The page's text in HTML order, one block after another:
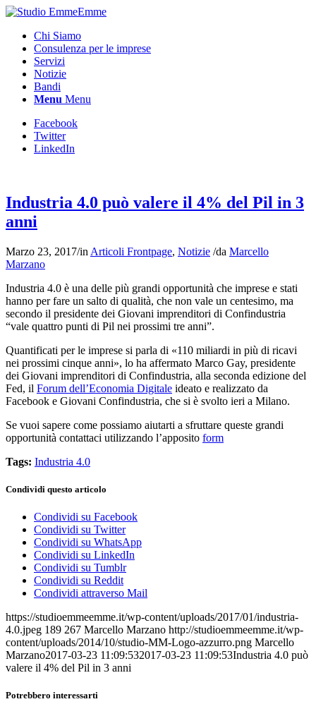
Chi Siamo
Consulenza per le imprese
Servizi
Notizie
Bandi
Menu Menu
Facebook
Twitter
LinkedIn
Industria 4.0 può valere il 4% del Pil in 3
anni
Marzo 23, 2017/in Articoli Frontpage, Notizie /da Marcello
Marzano
Industria 4.0 è una delle più grandi opportunità che imprese e stati
hanno per fare un salto di qualità, che non vale un centesimo, ma
secondo il presidente dei Giovani imprenditori di Confindustria
“vale quattro punti di Pil nei prossimi tre anni”.
Quantificati per le imprese si parla di «110 miliardi in più di ricavi
nei prossimi cinque anni», lo ha affermato Marco Gay, presidente
dei Giovani imprenditori di Confindustria, alla seconda edizione del
Fed, il Forum dell’Economia Digitale ideato e realizzato da
Facebook e Giovani Confindustria, che si è svolto ieri a Milano.
Se vuoi sapere come possiamo aiutarti a sfruttare queste grandi
opportunità contattaci utilizzando l’apposito form
Tags: Industria 4.0
Condividi questo articolo
Condividi su Facebook
Condividi su Twitter
Condividi su WhatsApp
Condividi su LinkedIn
Condividi su Tumblr
Condividi su Reddit
Condividi attraverso Mail
https://studioemmeemme.it/wp-content/uploads/2017/01/industria-
4.0.jpeg 189 267 Marcello Marzano http://studioemmeemme.it/wp-
content/uploads/2014/10/studio-MM-Logo-azzurro.png Marcello
Marzano2017-03-23 11:09:532017-03-23 11:09:53Industria 4.0 può
valere il 4% del Pil in 3 anni
Potrebbero interessarti